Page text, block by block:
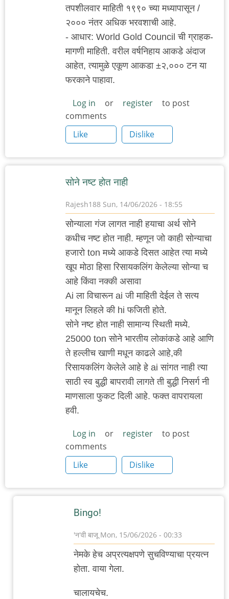
तपशीलवार माहिती १९९० च्या मध्यापासून /
२००० नंतर अधिक भरवशाची आहे.
- आधार: World Gold Council ची ग्राहक-
मागणी माहिती. वरील वर्षनिहाय आकडे अंदाज
आहेत, त्यामुळे एकूण आकडा ±२,००० टन या
फरकाने पाहावा.
Log in or register
to post
comments
Like
Dislike
सोने नष्ट होत नाही
Rajesh188 Sun, 14/06/2026 - 18:55
सोन्याला गंज लागत नाही हयाचा अर्थ सोने
कधीच नष्ट होत नाही. म्हणून जो काही सोन्याचा
हजारो ton मध्ये आकडे दिसत आहेत त्या मध्ये
खूप मोठा हिसा रिसायकलिंग केलेल्या सोन्या च
आहे किंवा नक्की असावा
Ai ला विचारून ai जी माहिती देईल ते सत्य
मानून लिहले की hi फजिती होते.
सोने नष्ट होत नाही सामान्य स्थिती मध्ये.
25000 ton सोने भारतीय लोकांकडे आहे आणि
ते हल्लीच खाणी मधून काढले आहे,की
रिसायकलिंग केलेले आहे हे ai सांगत नाही त्या
साठी स्व बुद्धी बापरावी लागते ती बुद्धी निसर्ग नी
माणसाला फुकट दिली आहे. फक्त वापरायला
हवी.
Log in or register
to post
comments
Like
Dislike
Bingo!
'न'वी बाजूMon, 15/06/2026 - 00:33
In
reply
सोने
नेमके हेच अप्रत्यक्षपणे सुचविण्याचा प्रयत्न
होता. वाया गेला.
चालायचेच.